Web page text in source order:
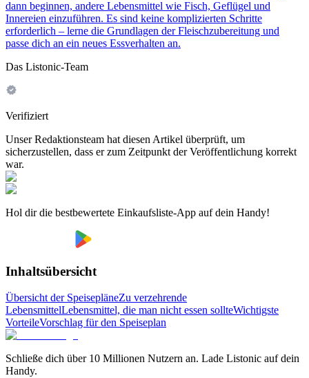
dann beginnen, andere Lebensmittel wie Fisch, Geflügel und
Innereien einzuführen. Es sind keine komplizierten Schritte
erforderlich – lerne die Grundlagen der Fleischzubereitung und
passe dich an ein neues Essverhalten an.
Das Listonic-Team
Verifiziert
Unser Redaktionsteam hat diesen Artikel überprüft, um
sicherzustellen, dass er zum Zeitpunkt der Veröffentlichung korrekt
war.
Hol dir die bestbewertete Einkaufsliste-App auf dein Handy!
Inhaltsübersicht
Übersicht der SpeisepläneZu verzehrende
LebensmittelLebensmittel, die man nicht essen sollteWichtigste
VorteileVorschlag für den Speiseplan
Schließe dich über 10 Millionen Nutzern an. Lade Listonic auf dein
Handy.